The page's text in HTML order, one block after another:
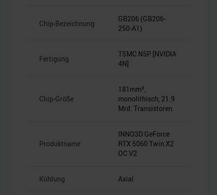
Chip-Bezeichnung
GB206 (GB206-
250-A1)
Fertigung
TSMC N5P [NVIDIA
4N]
Chip-Größe
181mm²,
monolithisch, 21.9
Mrd. Transistoren
Produktname
INNO3D GeForce
RTX 5060 Twin X2
OC V2
Kühlung Axial